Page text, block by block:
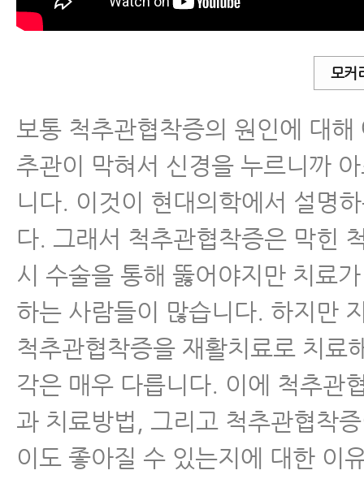
척추분리증
척추유합술 후 재발
척추운동법
섬유근육통
수술 후 통증·재활
근육파열
디스크 내장증
모커
보통 척추관협착증의 원인에 대해
추관이 막혀서 신경을 누르니까
니다. 이것이 현대의학에서 설명
다. 그래서 척추관협착증은 막힌
시 수술을 통해 뚫어야지만 치료
하는 사람들이 많습니다. 하지만
척추관협착증을 재활치료로 치료
각은 매우 다릅니다. 이에 척추관
과 치료방법, 그리고 척추관협착
이도 좋아질 수 있는지에 대한 이